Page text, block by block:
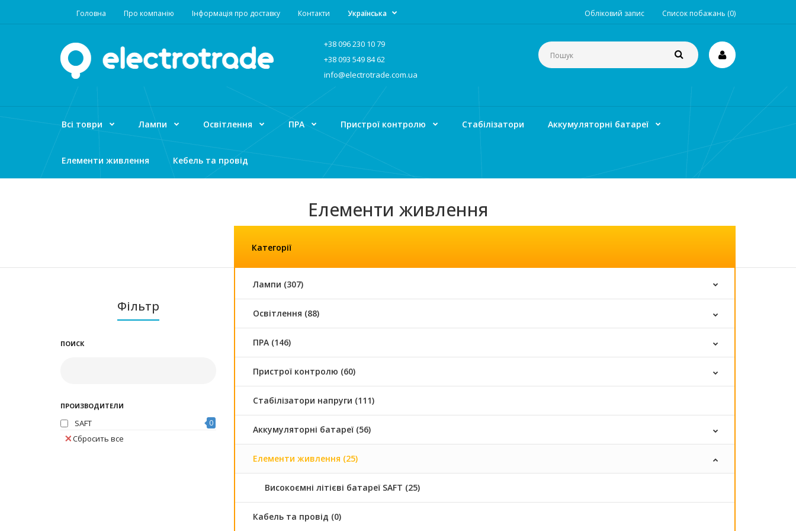
Головна Про компанію Інформація про доставку Контакти Обліковий запис Список побажань (0)
Українська
+38 096 230 10 79
+38 093 549 84 62
info@electrotrade.com.ua
Всі товри Лампи Освітлення ПРА Пристрої контролю Стабілізатори Аккумуляторні батареї
Елементи живлення Кебель та провід
Елементи живлення
Фільтр
ПОИСК
ПРОИЗВОДИТЕЛИ
SAFT 0
Сбросить все
Категорії
Лампи (307)
Освітлення (88)
ПРА (146)
Пристрої контролю (60)
Стабілізатори напруги (111)
Аккумуляторні батареї (56)
Елементи живлення (25)
Високоємні літієві батареї SAFT (25)
Кабель та провід (0)